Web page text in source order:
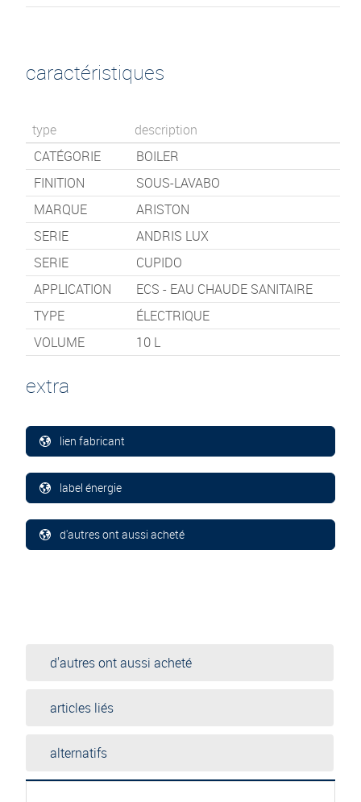
caractéristiques
type
description
CATÉGORIE
BOILER
FINITION
SOUS-LAVABO
MARQUE
ARISTON
SERIE
ANDRIS LUX
SERIE
CUPIDO
APPLICATION
ECS - EAU CHAUDE SANITAIRE
TYPE
ÉLECTRIQUE
VOLUME
10 L
extra
lien fabricant
label énergie
d'autres ont aussi acheté
d'autres ont aussi acheté
articles liés
alternatifs